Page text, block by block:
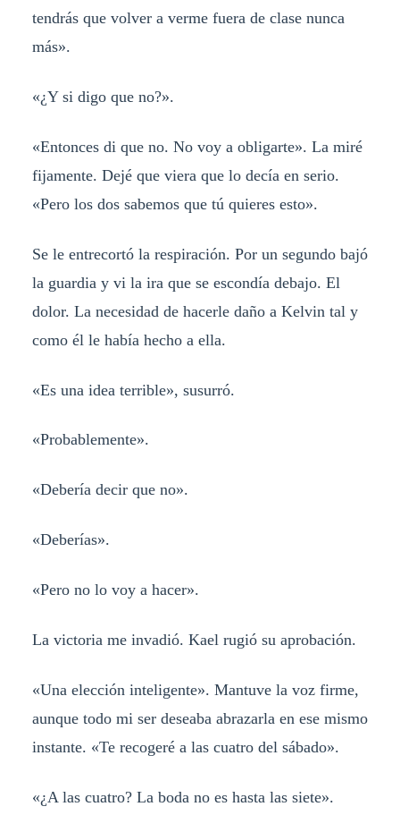
tendrás que volver a verme fuera de clase nunca
más».
«¿Y si digo que no?».
«Entonces di que no. No voy a obligarte». La miré
fijamente. Dejé que viera que lo decía en serio.
«Pero los dos sabemos que tú quieres esto».
Se le entrecortó la respiración. Por un segundo bajó
la guardia y vi la ira que se escondía debajo. El
dolor. La necesidad de hacerle daño a Kelvin tal y
como él le había hecho a ella.
«Es una idea terrible», susurró.
«Probablemente».
«Debería decir que no».
«Deberías».
«Pero no lo voy a hacer».
La victoria me invadió. Kael rugió su aprobación.
«Una elección inteligente». Mantuve la voz firme,
aunque todo mi ser deseaba abrazarla en ese mismo
instante. «Te recogeré a las cuatro del sábado».
«¿A las cuatro? La boda no es hasta las siete».